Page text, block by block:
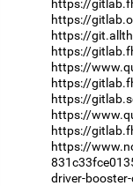
https://
https://
https://
https://
https://
https://
https://
https://
https://
https://
driver-